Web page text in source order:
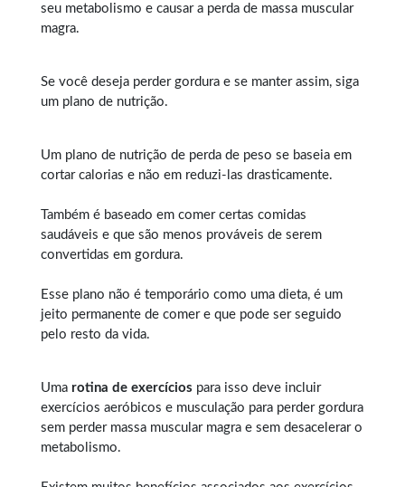
seu metabolismo e causar a perda de massa muscular
magra.
Se você deseja perder gordura e se manter assim, siga
um plano de nutrição.
Um plano de nutrição de perda de peso se baseia em
cortar calorias e não em reduzi-las drasticamente.
Também é baseado em comer certas comidas
saudáveis e que são menos prováveis de serem
convertidas em gordura.
Esse plano não é temporário como uma dieta, é um
jeito permanente de comer e que pode ser seguido
pelo resto da vida.
Uma rotina de exercícios para isso deve incluir
exercícios aeróbicos e musculação para perder gordura
sem perder massa muscular magra e sem desacelerar o
metabolismo.